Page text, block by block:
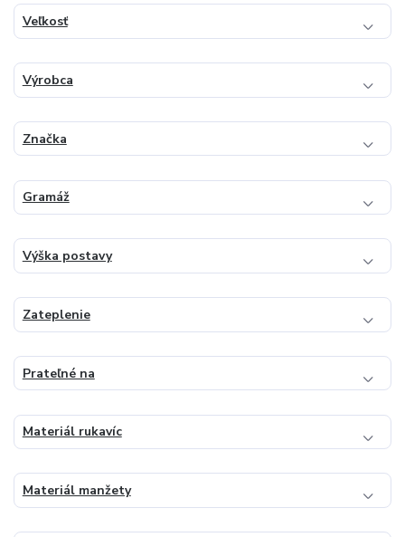
Veľkosť
Výrobca
Značka
Gramáž
Výška postavy
Zateplenie
Prateľné na
Materiál rukavíc
Materiál manžety